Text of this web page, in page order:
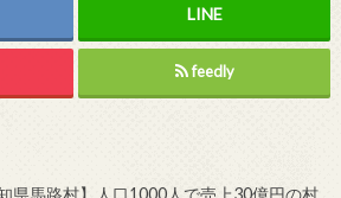
feedly
県馬路村】人口1000人で売上30億円の村